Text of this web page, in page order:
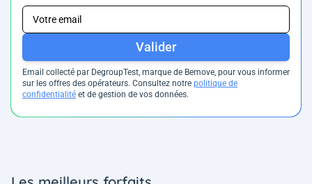
Valider
Email collecté par DegroupTest, marque de Bemove, pour vous informer
sur les offres des opérateurs. Consultez notre politique de
confidentialité et de gestion de vos données.